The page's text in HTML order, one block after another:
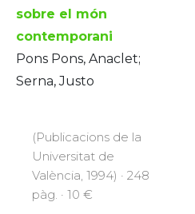
sobre el món
contemporani
Pons Pons, Anaclet;
Serna, Justo
(Publicacions de la
Universitat de
València, 1994) · 248
pàg. · 10 €